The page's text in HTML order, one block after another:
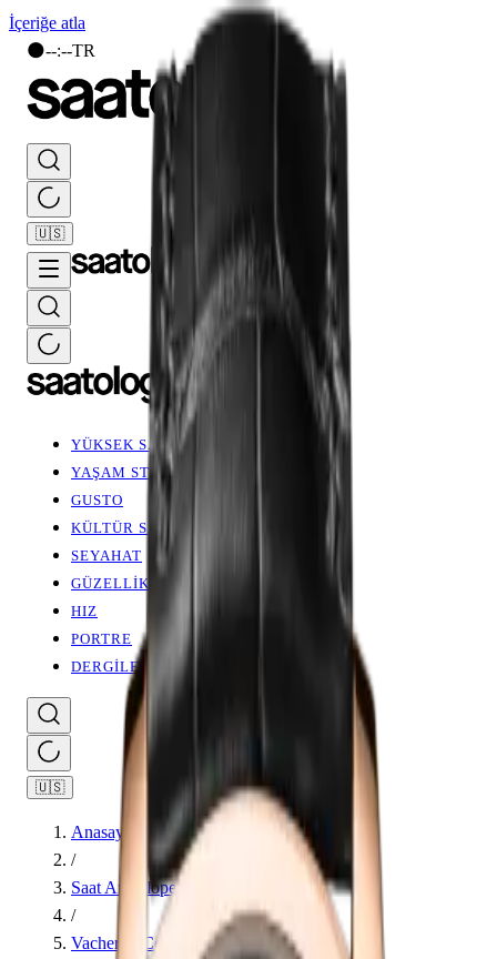
İçeriğe atla
🌑--:--TR
🇺🇸
YÜKSEK SAATÇİLİK
YAŞAM STİLİ
GUSTO
KÜLTÜR SANAT
SEYAHAT
GÜZELLİK
HIZ
PORTRE
DERGİLER
🇺🇸
Anasayfa
/
Saat Ansiklopedisi
/
Vacheron Constantin